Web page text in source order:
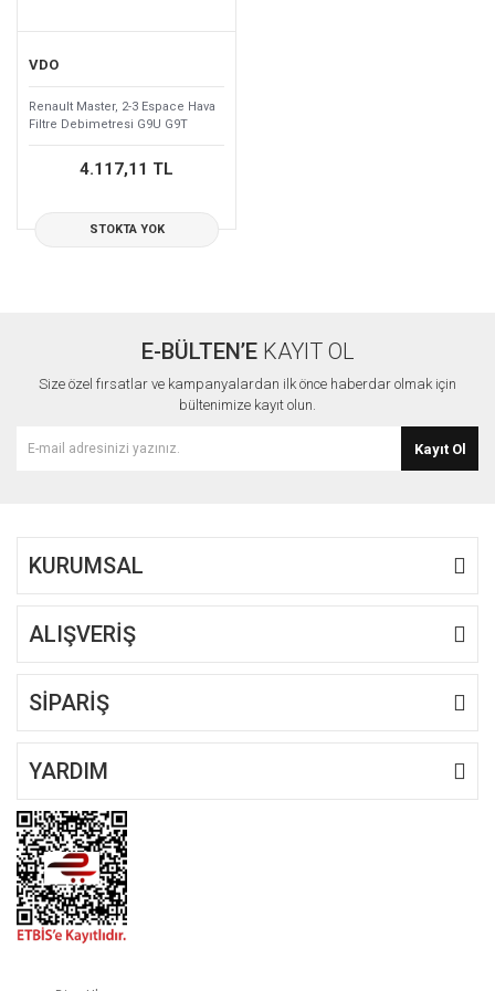
VDO
Renault Master, 2-3 Espace Hava
Filtre Debimetresi G9U G9T
7700314057
4.117,11 TL
STOKTA YOK
E-BÜLTEN’EKAYIT OL
Size özel fırsatlar ve kampanyalardan ilk önce haberdar olmak için
bültenimize kayıt olun.
Kayıt Ol
KURUMSAL
ALIŞVERİŞ
SİPARİŞ
YARDIM